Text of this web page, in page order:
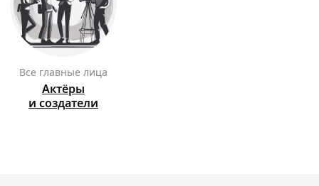
Все главные лица
Актёры
и создатели